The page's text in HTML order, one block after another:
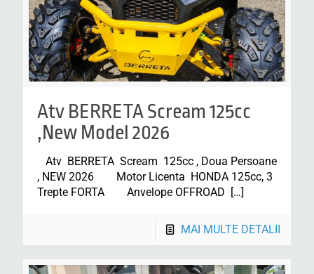
Atv BERRETA Scream 125cc
,New Model 2026
Atv BERRETA Scream 125cc , Doua Persoane
, NEW 2026 Motor Licenta HONDA 125cc, 3
Trepte FORTA Anvelope OFFROAD […]
MAI MULTE DETALII